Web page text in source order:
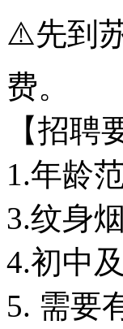
⚠️先到
费。
【招聘
1.年龄
3.纹身
4.初中
5. 需要